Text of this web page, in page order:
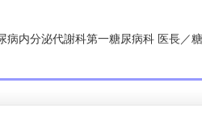
病内分泌代謝科第一糖尿病科 医長／